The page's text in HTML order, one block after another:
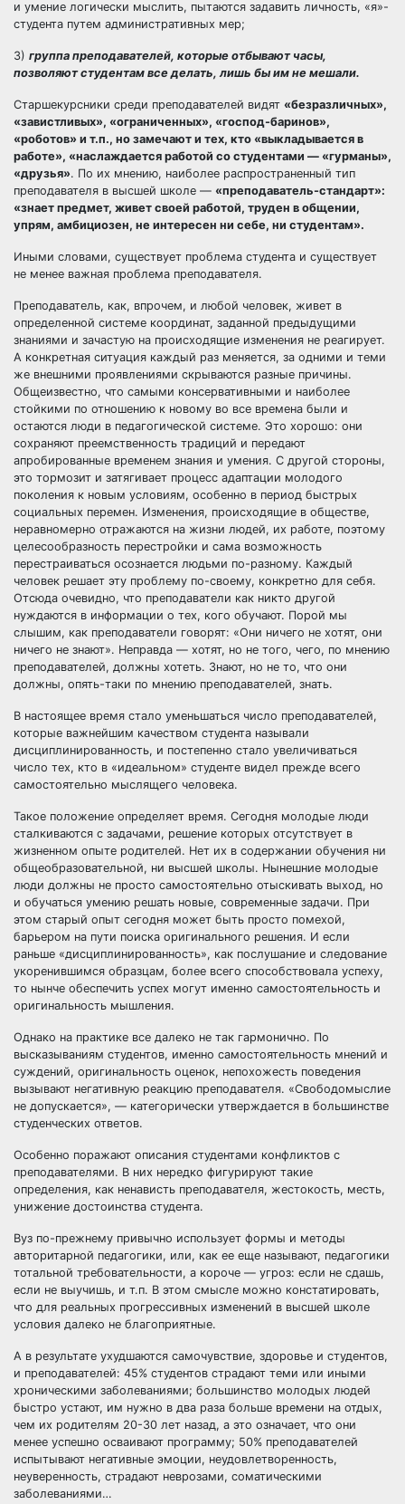
и умение логически мыслить, пытаются задавить личность, «я»-
студента путем административных мер;
3) группа преподавателей, которые отбывают часы,
позволяют студентам все делать, лишь бы им не мешали.
Старшекурсники среди преподавателей видят «безразличных»,
«завистливых», «ограниченных», «господ-баринов»,
«роботов» и т.п., но замечают и тех, кто «выкладывается в
работе», «наслаждается работой со студентами — «гурманы»,
«друзья». По их мнению, наиболее распространенный тип
преподавателя в высшей школе — «преподаватель-стандарт»:
«знает предмет, живет своей работой, труден в общении,
упрям, амбициозен, не интересен ни себе, ни студентам».
Иными словами, существует проблема студента и существует
не менее важная проблема преподавателя.
Преподаватель, как, впрочем, и любой человек, живет в
определенной системе координат, заданной предыдущими
знаниями и зачастую на происходящие изменения не реагирует.
А конкретная ситуация каждый раз меняется, за одними и теми
же внешними проявлениями скрываются разные причины.
Общеизвестно, что самыми консервативными и наиболее
стойкими по отношению к новому во все времена были и
остаются люди в педагогической системе. Это хорошо: они
сохраняют преемственность традиций и передают
апробированные временем знания и умения. С другой стороны,
это тормозит и затягивает процесс адаптации молодого
поколения к новым условиям, особенно в период быстрых
социальных перемен. Изменения, происходящие в обществе,
неравномерно отражаются на жизни людей, их работе, поэтому
целесообразность перестройки и сама возможность
перестраиваться осознается людьми по-разному. Каждый
человек решает эту проблему по-своему, конкретно для себя.
Отсюда очевидно, что преподаватели как никто другой
нуждаются в информации о тех, кого обучают. Порой мы
слышим, как преподаватели говорят: «Они ничего не хотят, они
ничего не знают». Неправда — хотят, но не того, чего, по мнению
преподавателей, должны хотеть. Знают, но не то, что они
должны, опять-таки по мнению преподавателей, знать.
В настоящее время стало уменьшаться число преподавателей,
которые важнейшим качеством студента называли
дисциплинированность, и постепенно стало увеличиваться
число тех, кто в «идеальном» студенте видел прежде всего
самостоятельно мыслящего человека.
Такое положение определяет время. Сегодня молодые люди
сталкиваются с задачами, решение которых отсутствует в
жизненном опыте родителей. Нет их в содержании обучения ни
общеобразовательной, ни высшей школы. Нынешние молодые
люди должны не просто самостоятельно отыскивать выход, но
и обучаться умению решать новые, современные задачи. При
этом старый опыт сегодня может быть просто помехой,
барьером на пути поиска оригинального решения. И если
раньше «дисциплинированность», как послушание и следование
укоренившимся образцам, более всего способствовала успеху,
то нынче обеспечить успех могут именно самостоятельность и
оригинальность мышления.
Однако на практике все далеко не так гармонично. По
высказываниям студентов, именно самостоятельность мнений и
суждений, оригинальность оценок, непохожесть поведения
вызывают негативную реакцию преподавателя. «Свободомыслие
не допускается», — категорически утверждается в большинстве
студенческих ответов.
Особенно поражают описания студентами конфликтов с
преподавателями. В них нередко фигурируют такие
определения, как ненависть преподавателя, жестокость, месть,
унижение достоинства студента.
Вуз по-прежнему привычно использует формы и методы
авторитарной педагогики, или, как ее еще называют, педагогики
тотальной требовательности, а короче — угроз: если не сдашь,
если не выучишь, и т.п. В этом смысле можно констатировать,
что для реальных прогрессивных изменений в высшей школе
условия далеко не благоприятные.
А в результате ухудшаются самочувствие, здоровье и студентов,
и преподавателей: 45% студентов страдают теми или иными
хроническими заболеваниями; большинство молодых людей
быстро устают, им нужно в два раза больше времени на отдых,
чем их родителям 20-30 лет назад, а это означает, что они
менее успешно осваивают программу; 50% преподавателей
испытывают негативные эмоции, неудовлетворенность,
неуверенность, страдают неврозами, соматическими
заболеваниями…